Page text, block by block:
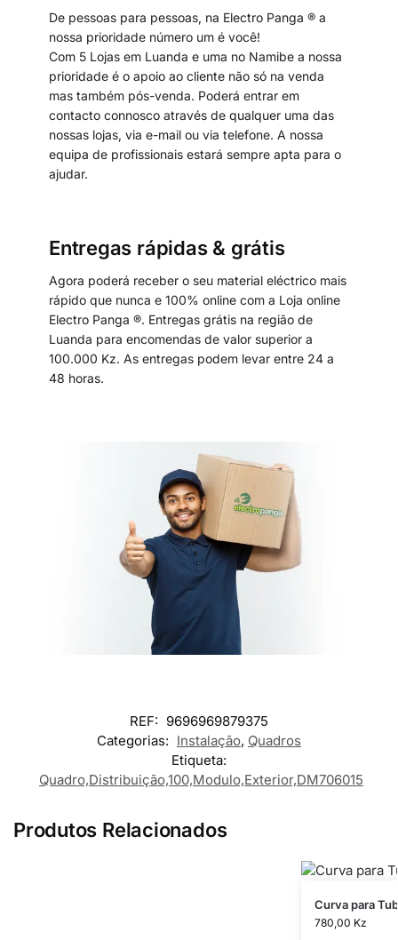
De pessoas para pessoas, na Electro Panga ® a
nossa prioridade número um é você!
Com 5 Lojas em Luanda e uma no Namibe a nossa
prioridade é o apoio ao cliente não só na venda
mas também pós-venda. Poderá entrar em
contacto connosco através de qualquer uma das
nossas lojas, via e-mail ou via telefone. A nossa
equipa de profissionais estará sempre apta para o
ajudar.
Entregas rápidas & grátis
Agora poderá receber o seu material eléctrico mais
rápido que nunca e 100% online com a Loja online
Electro Panga ®. Entregas grátis na região de
Luanda para encomendas de valor superior a
100.000 Kz. As entregas podem levar entre 24 a
48 horas.
REF: 9696969879375
Categorias: Instalação, Quadros
Etiqueta:
Quadro,Distribuição,100,Modulo,Exterior,DM706015
Produtos Relacionados
Curva para
780,00 Kz